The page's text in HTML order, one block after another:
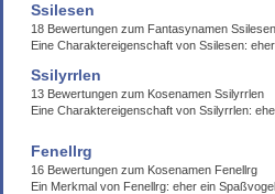
Ssilesen
18 Bewertungen zum Fantasynamen Ssilesen
Eine Charaktereigenschaft von Ssilesen:
Ssilyrrlen
13 Bewertungen zum Kosenamen Ssilyrrlen
Eine Charaktereigenschaft von Ssilyrrlen:
Fenellrg
16 Bewertungen zum Kosenamen Fenellrg
Ein Merkmal von Fenellrg: eher ein Spaßvogel